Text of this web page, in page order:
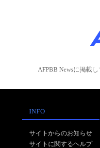
AFPBB Newsに掲載
INFO
サイトからのお知らせ
サイトに関するヘルプ